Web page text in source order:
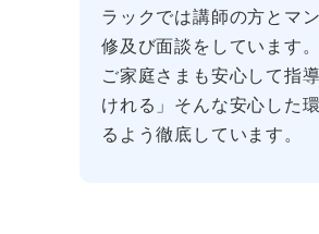
ラックでは講師の方とマ
修及び面談をしています
ご家庭さまも安心して指
けれる」そんな安心した
るよう徹底しています。